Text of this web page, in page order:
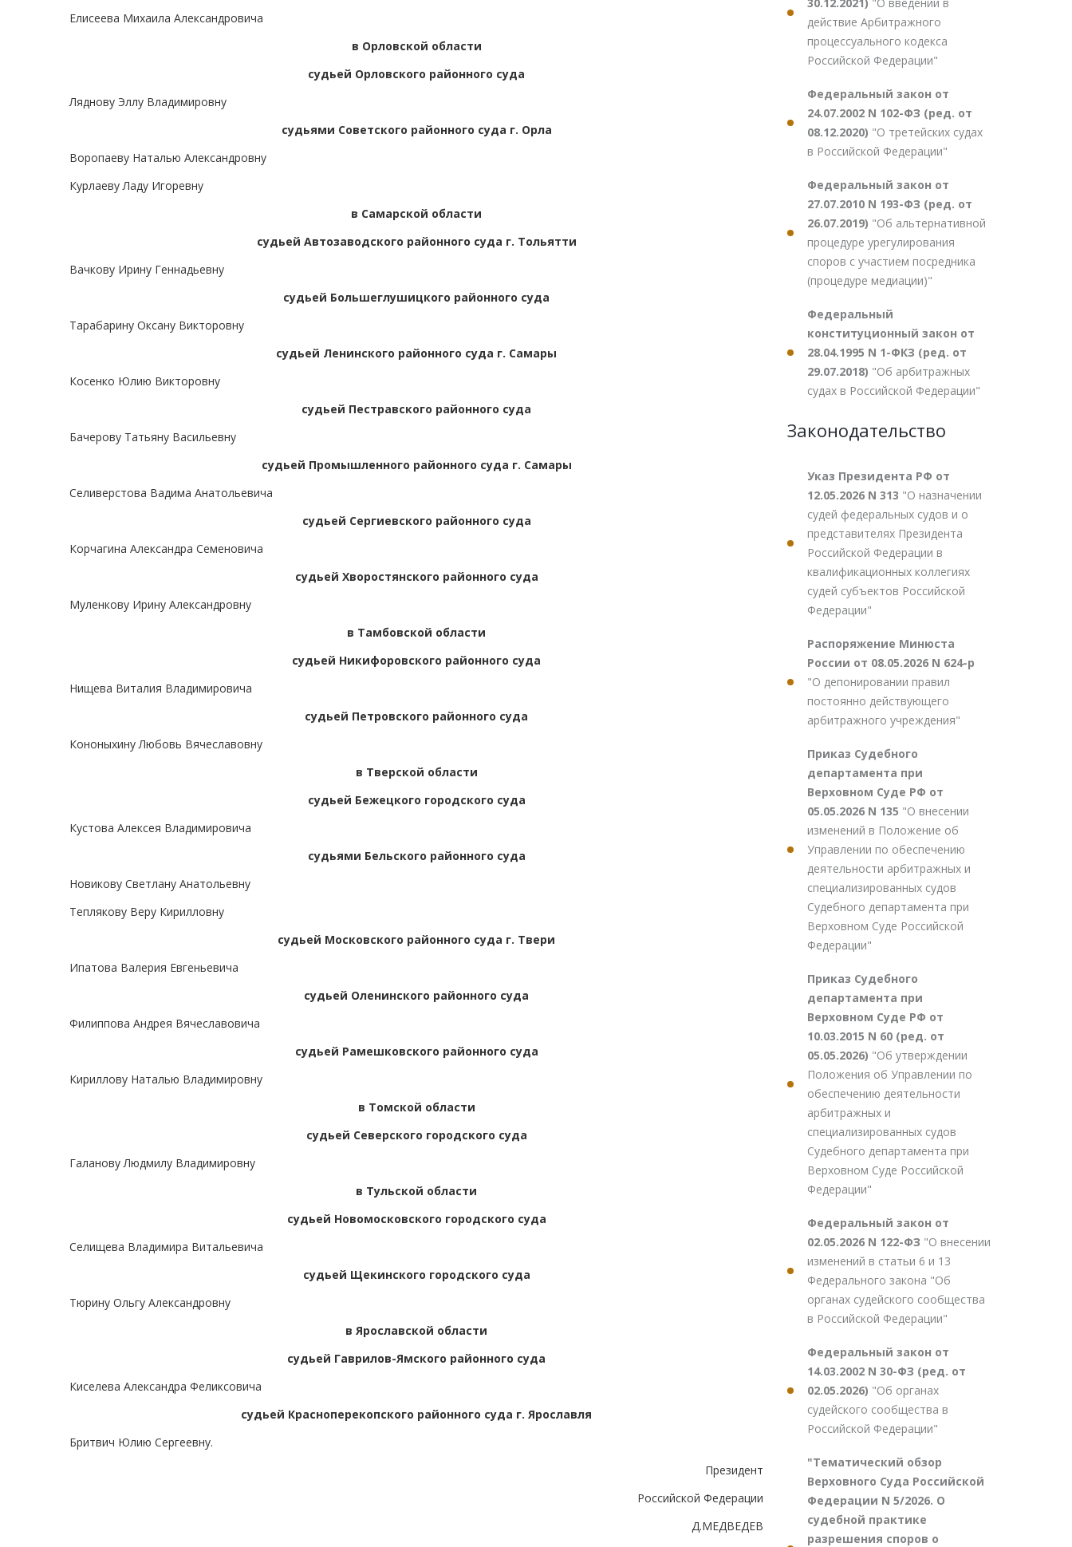
Елисеева Михаила Александровича
в Орловской области
судьей Орловского районного суда
Ляднову Эллу Владимировну
судьями Советского районного суда г. Орла
Воропаеву Наталью Александровну
Курлаеву Ладу Игоревну
в Самарской области
судьей Автозаводского районного суда г. Тольятти
Вачкову Ирину Геннадьевну
судьей Большеглушицкого районного суда
Тарабарину Оксану Викторовну
судьей Ленинского районного суда г. Самары
Косенко Юлию Викторовну
судьей Пестравского районного суда
Бачерову Татьяну Васильевну
судьей Промышленного районного суда г. Самары
Селиверстова Вадима Анатольевича
судьей Сергиевского районного суда
Корчагина Александра Семеновича
судьей Хворостянского районного суда
Муленкову Ирину Александровну
в Тамбовской области
судьей Никифоровского районного суда
Нищева Виталия Владимировича
судьей Петровского районного суда
Кононыхину Любовь Вячеславовну
в Тверской области
судьей Бежецкого городского суда
Кустова Алексея Владимировича
судьями Бельского районного суда
Новикову Светлану Анатольевну
Теплякову Веру Кирилловну
судьей Московского районного суда г. Твери
Ипатова Валерия Евгеньевича
судьей Оленинского районного суда
Филиппова Андрея Вячеславовича
судьей Рамешковского районного суда
Кириллову Наталью Владимировну
в Томской области
судьей Северского городского суда
Галанову Людмилу Владимировну
в Тульской области
судьей Новомосковского городского суда
Селищева Владимира Витальевича
судьей Щекинского городского суда
Тюрину Ольгу Александровну
в Ярославской области
судьей Гаврилов-Ямского районного суда
Киселева Александра Феликсовича
судьей Красноперекопского районного суда г. Ярославля
Бритвич Юлию Сергеевну.
Президент
Российской Федерации
Д.МЕДВЕДЕВ
действие Арбитражного
процессуального кодекса
Российской Федерации"
Федеральный закон от
24.07.2002 N 102-ФЗ (ред. от
08.12.2020) "О третейских судах
в Российской Федерации"
Федеральный закон от
27.07.2010 N 193-ФЗ (ред. от
26.07.2019) "Об альтернативной
процедуре урегулирования
споров с участием посредника
(процедуре медиации)"
Федеральный
конституционный закон от
28.04.1995 N 1-ФКЗ (ред. от
29.07.2018) "Об арбитражных
судах в Российской Федерации"
Законодательство
Указ Президента РФ от
12.05.2026 N 313 "О назначении
судей федеральных судов и о
представителях Президента
Российской Федерации в
квалификационных коллегиях
судей субъектов Российской
Федерации"
Распоряжение Минюста
России от 08.05.2026 N 624-р
"О депонировании правил
постоянно действующего
арбитражного учреждения"
Приказ Судебного
департамента при
Верховном Суде РФ от
05.05.2026 N 135 "О внесении
изменений в Положение об
Управлении по обеспечению
деятельности арбитражных и
специализированных судов
Судебного департамента при
Верховном Суде Российской
Федерации"
Приказ Судебного
департамента при
Верховном Суде РФ от
10.03.2015 N 60 (ред. от
05.05.2026) "Об утверждении
Положения об Управлении по
обеспечению деятельности
арбитражных и
специализированных судов
Судебного департамента при
Верховном Суде Российской
Федерации"
Федеральный закон от
02.05.2026 N 122-ФЗ "О внесении
изменений в статьи 6 и 13
Федерального закона "Об
органах судейского сообщества
в Российской Федерации"
Федеральный закон от
14.03.2002 N 30-ФЗ (ред. от
02.05.2026) "Об органах
судейского сообщества в
Российской Федерации"
"Тематический обзор
Верховного Суда Российской
Федерации N 5/2026. О
судебной практике
разрешения споров о